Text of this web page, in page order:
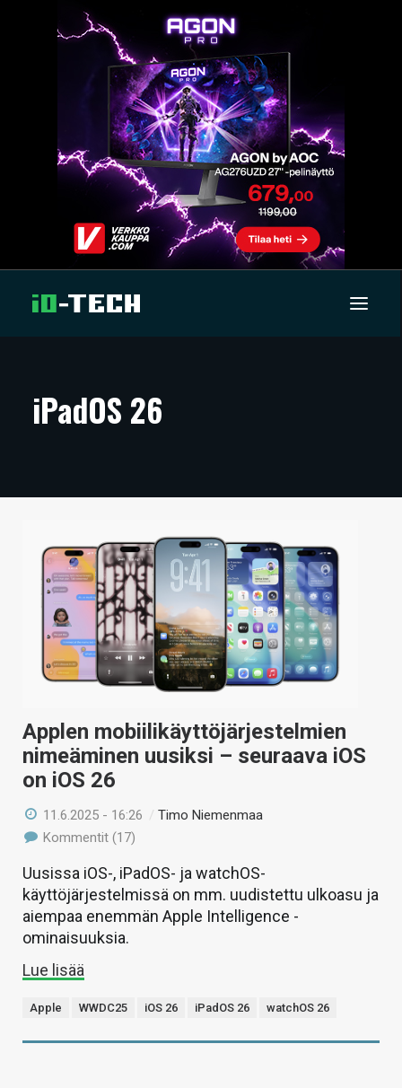
ARTIKKELIT
TECHBBS
HINTA.FI
KAUPPA
VAIHDA TEEMA
HAKU
iPadOS 26
Applen mobiilikäyttöjärjestelmien
nimeäminen uusiksi – seuraava iOS
on iOS 26
11.6.2025 - 16:26 /Timo Niemenmaa
Kommentit (17)
Uusissa iOS-, iPadOS- ja watchOS-
käyttöjärjestelmissä on mm. uudistettu ulkoasu ja
aiempaa enemmän Apple Intelligence -
ominaisuuksia.
Lue lisää
Apple WWDC25 iOS 26 iPadOS 26 watchOS 26